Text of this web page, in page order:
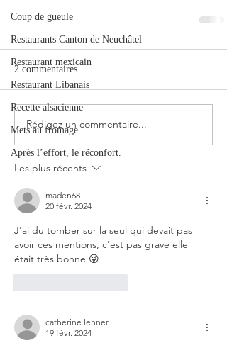
Coup de gueule
Restaurants Canton de Neuchâtel
Restaurant mexicain
Restaurant Libanais
Recette alsacienne
Mets au fromage
Après l’effort, le réconfort.
2 commentaires
Rédigez un commentaire...
Les plus récents
maden68
20 févr. 2024
J'ai du tomber sur la seul qui devait pas
avoir ces mentions, c'est pas grave elle
était très bonne 😜
catherine.lehner
19 févr. 2024